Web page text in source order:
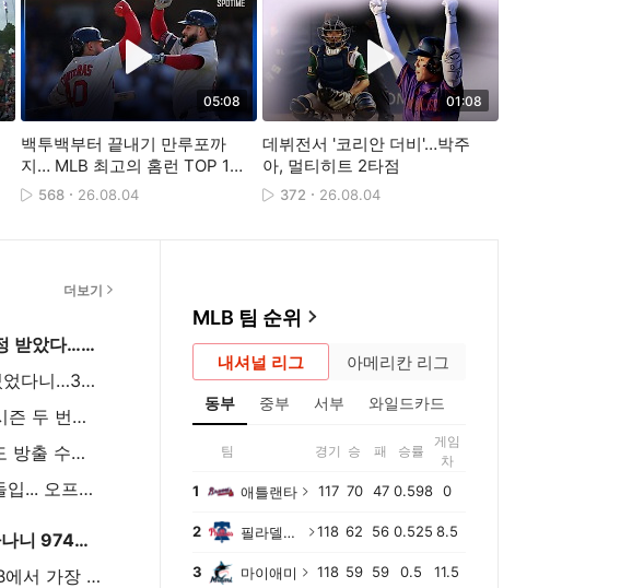
05:08
백투백부터 끝내기 만루포까
지… MLB 최고의 홈런 TOP 10
[스포타임#뉴스]
568 26.08.04
01:08
데뷔전서 '코리안 더비'…박주
아, 멀티히트 2타점
372 26.08.04
"이정후, SF 최고의 콘택트 히터" 인정 받았다…그런데 리드오프 배치는 '그닥'이라고?
'체중감소' 겪으면서도 8이닝을 던졌었다니…3177억 ML 투수 최고 몸값 받을 만하네
'두산 출신 파이어볼러' 스탁, MLB 시즌 두 번째 등판서 와르르…3이닝 9피안타 5볼넷 8실점→2G 연속 패전
‘한국 그립지?’ 롯데전 참사→7승에도 방출 수모…美 복귀전도 꼬였다, 2이닝 1실점 조기 강판+패전 눈물
'역대급 시즌' 투수 오타니, 캐치볼 돌입... 오프너로 뛰나 "몇 이닝이든 보너스와 같다" 로버츠 가능성 암시
'다저스 또 속았다' 1017억 좌완 살아나니 974억 우완이 말썽, 반복되는 '불펜 FA 잔혹사'…공 9개 던지고 블론세이브라니
'163⅔이닝' 마이애미 알칸타라, MLB에서 가장 먼저 규정이닝 돌파...2위와 14이닝 차
더보기
MLB 팀 순위
내셔널 리그 아메리칸 리그
동부 중부 서부 와일드카드
팀 경기 승 패 승률
게임
차
1 애틀랜타 117 70 47 0.598 0
2 필라델피아 118 62 56 0.525 8.5
3 마이애미 118 59 59 0.5 11.5